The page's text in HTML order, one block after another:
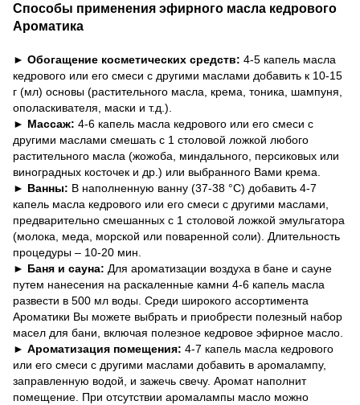
Способы применения эфирного масла кедрового
Ароматика
► Обогащение косметических средств: 4-5 капель масла
кедрового или его смеси с другими маслами добавить к 10-15
г (мл) основы (растительного масла, крема, тоника, шампуня,
ополаскивателя, маски и т.д.).
► Массаж: 4-6 капель масла кедрового или его смеси с
другими маслами смешать с 1 столовой ложкой любого
растительного масла (жожоба, миндального, персиковых или
виноградных косточек и др.) или выбранного Вами крема.
► Ванны: В наполненную ванну (37-38 °С) добавить 4-7
капель масла кедрового или его смеси с другими маслами,
предварительно смешанных с 1 столовой ложкой эмульгатора
(молока, меда, морской или поваренной соли). Длительность
процедуры – 10-20 мин.
► Баня и сауна: Для ароматизации воздуха в бане и сауне
путем нанесения на раскаленные камни 4-6 капель масла
развести в 500 мл воды. Среди широкого ассортимента
Ароматики Вы можете выбрать и приобрести полезный набор
масел для бани, включая полезное кедровое эфирное масло.
► Ароматизация помещения: 4-7 капель масла кедрового
или его смеси с другими маслами добавить в аромалампу,
заправленную водой, и зажечь свечу. Аромат наполнит
помещение. При отсутствии аромалампы масло можно